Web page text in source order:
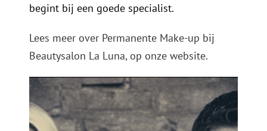
begint bij een goede specialist.
Lees meer over Permanente Make-up bij
Beautysalon La Luna, op onze website.